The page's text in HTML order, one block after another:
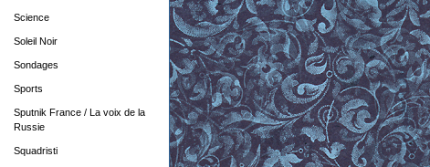
Science
Soleil Noir
Sondages
Sports
Sputnik France / La voix de la
Russie
Squadristi